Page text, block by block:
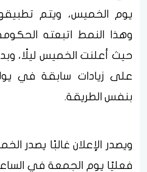
يوم الخميس، ويتم
حيث أعلنت الخميس ليلًا،
بنفس الطريقة.
ويصدر الإعلان غالبًا يصدر